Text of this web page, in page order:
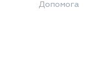
Допомога